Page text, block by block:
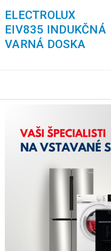
ELECTROLUX
EIV835 INDUKČNÁ
VARNÁ DOSKA